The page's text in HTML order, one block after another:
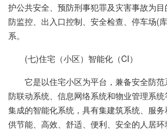
护公共安全、预防刑事犯罪及灾害事故为
防监控、出入口控制、安全检查、停车场(
系。
(七)住宅（小区）智能化（CI）
它是以住宅小区为平台，兼备安全防
防联动系统、信息网络系统和物业管理系
集成的智能化系统，具有集建筑系统、服
供节能、高效、舒适、便利、安全的人居环